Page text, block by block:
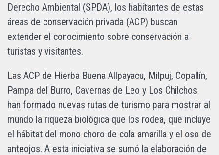
Derecho Ambiental (SPDA), los habitantes de estas
áreas de conservación privada (ACP) buscan
extender el conocimiento sobre conservación a
turistas y visitantes.
Las ACP de Hierba Buena Allpayacu, Milpuj, Copallín,
Pampa del Burro, Cavernas de Leo y Los Chilchos
han formado nuevas rutas de turismo para mostrar al
mundo la riqueza biológica que los rodea, que incluye
el hábitat del mono choro de cola amarilla y el oso de
anteojos. A esta iniciativa se sumó la elaboración de